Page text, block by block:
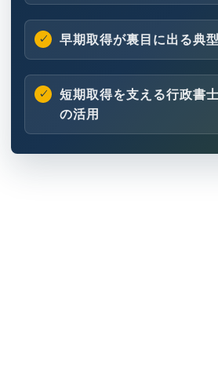
早期取得が裏目に出る典
短期取得を支える行政書
の活用